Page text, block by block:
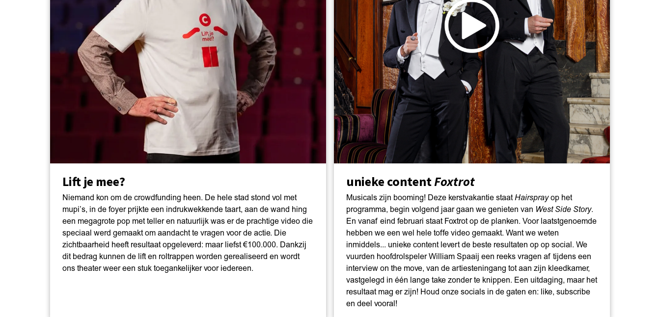
Lift je mee?
Niemand kon om de crowdfunding heen. De hele stad stond vol met
mupi’s, in de foyer prijkte een indrukwekkende taart, aan de wand hing
een megagrote pop met teller en natuurlijk was er de prachtige video die
speciaal werd gemaakt om aandacht te vragen voor de actie. Die
zichtbaarheid heeft resultaat opgeleverd: maar liefst €100.000. Dankzij
dit bedrag kunnen de lift en roltrappen worden gerealiseerd en wordt
ons theater weer een stuk toegankelijker voor iedereen.
unieke contentFoxtrot
Musicals zijn booming! Deze kerstvakantie staatHairsprayop het
programma, begin volgend jaar gaan we genieten van West Side Story.
En vanaf eind februari staat Foxtrot op de planken. Voor laatstgenoemde
hebben we een wel hele toffe video gemaakt. Want we weten
inmiddels... unieke content levert de beste resultaten op op social. We
vuurden hoofdrolspeler William Spaaij een reeks vragen af tijdens een
interview on the move, van de artiesteningang tot aan zijn kleedkamer,
vastgelegd in één lange take zonder te knippen. Een uitdaging, maar het
resultaat mag er zijn! Houd onze socials in de gaten en: like, subscribe
en deel vooral!